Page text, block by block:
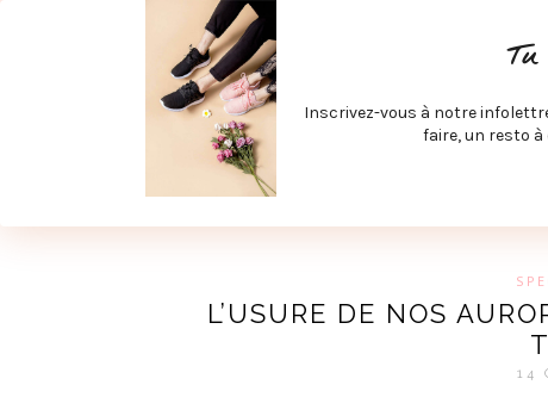
SPÉCIAL RENTRÉE
LECTURE ET FILMS PRODUITS À DÉCOUVRIR
JOINDRE MEVE ET CIE | COLLABORATIONS & MÉDIAS
L’USURE DE NOS
14
Inscrivez-vous à notre
faire, un resto